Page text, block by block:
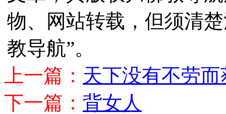
物、网站转载，但须清
教导航”。
上一篇： 天下没有不劳
下一篇： 背女人